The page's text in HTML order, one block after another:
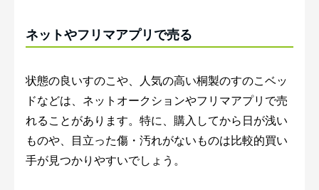
ネットやフリマアプリで売る
状態の良いすのこや、人気の高い桐製のすのこベッ
ドなどは、ネットオークションやフリマアプリで売
れることがあります。特に、購入してから日が浅い
ものや、目立った傷・汚れがないものは比較的買い
手が見つかりやすいでしょう。